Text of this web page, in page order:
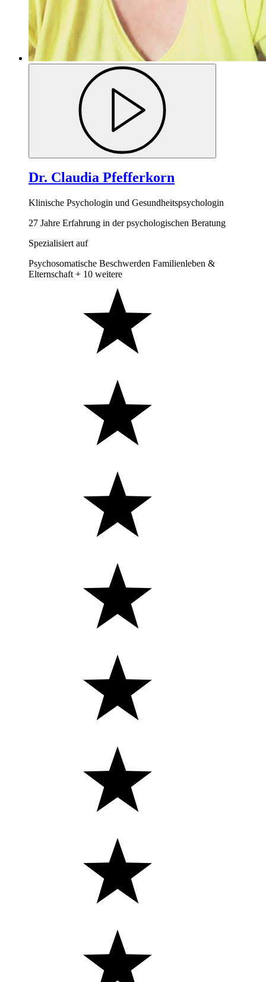
Dr. Claudia Pfefferkorn
Klinische Psychologin und Gesundheitspsychologin
27 Jahre Erfahrung in der psychologischen Beratung
Spezialisiert auf
Psychosomatische Beschwerden Familienleben &
Elternschaft + 10 weitere